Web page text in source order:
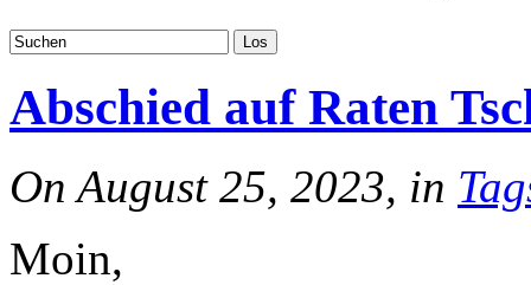
Abschied auf Raten
On August 25, 2023, in
Moin,